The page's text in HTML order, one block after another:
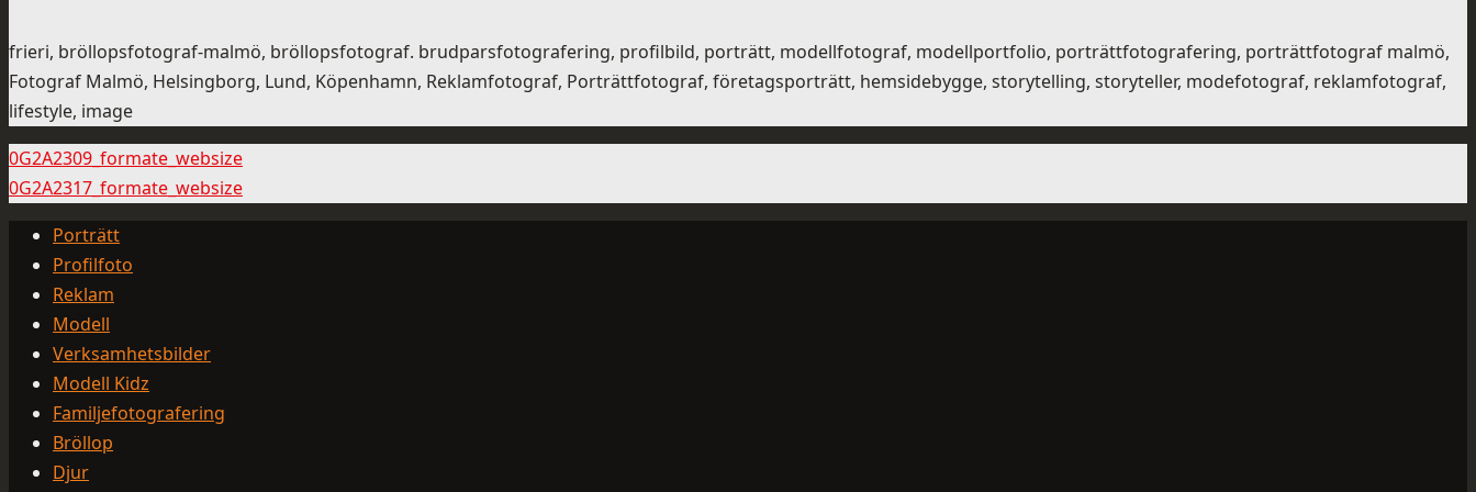
frieri, bröllopsfotograf-malmö, bröllopsfotograf. brudparsfotografering, profilbild, porträtt, modellfotograf, modellportfolio, porträttfotografering, porträttfotograf malmö,
Fotograf Malmö, Helsingborg, Lund, Köpenhamn, Reklamfotograf, Porträttfotograf, företagsporträtt, hemsidebygge, storytelling, storyteller, modefotograf, reklamfotograf,
lifestyle, image
0G2A2309_formate_websize
0G2A2317_formate_websize
Porträtt
Profilfoto
Reklam
Modell
Verksamhetsbilder
Modell Kidz
Familjefotografering
Bröllop
Djur